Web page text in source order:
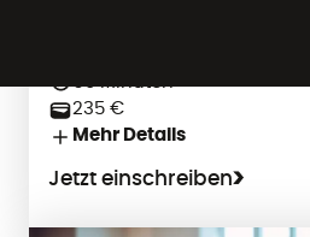
60 Minuten
235 €
Mehr Details
Jetzt einschreiben